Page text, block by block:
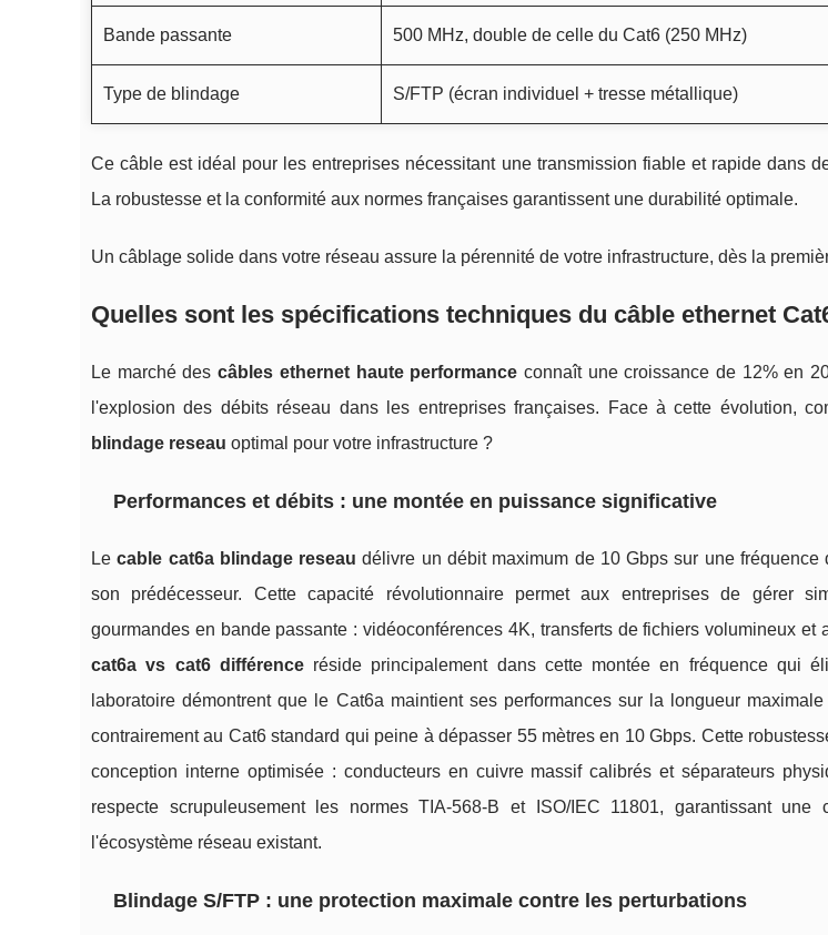
Bande passante 500 MHz, double de celle du Cat6 (250 MHz)
Type de blindage S/FTP (écran individuel + tresse métallique)
Ce câble est idéal pour les entreprises nécessitant une transmission fiable et rapide dans
La robustesse et la conformité aux normes françaises garantissent une durabilité optimale.
Un câblage solide dans votre réseau assure la pérennité de votre infrastructure, dès la
Quelles sont les spécifications techniques du câble ethernet
Le marché descâbles ethernet haute performance connaît une croissance de 12% en
l'explosion des débits réseau dans les entreprises françaises. Face à cette évolution,
blindage reseau optimal pour votre infrastructure ?
Performances et débits : une montée en puissance significative
Lecable cat6a blindage reseau délivre un débit maximum de 10 Gbps sur une
son prédécesseur. Cette capacité révolutionnaire permet aux entreprises de gérer
gourmandes en bande passante : vidéoconférences 4K, transferts de fichiers volumineux et
cat6a vs cat6 différenceréside principalement dans cette montée en fréquence qui
laboratoire démontrent que le Cat6a maintient ses performances sur la longueur
contrairement au Cat6 standard qui peine à dépasser 55 mètres en 10 Gbps. Cette
conception interne optimisée : conducteurs en cuivre massif calibrés et séparateurs
respecte scrupuleusement les normes TIA-568-B et ISO/IEC 11801, garantissant une
l'écosystème réseau existant.
Blindage S/FTP : une protection maximale contre les perturbations